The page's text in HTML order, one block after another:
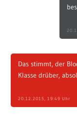
Das stimmt, der
Klasse drüber,
20.12.2015, 19:49 Uhr